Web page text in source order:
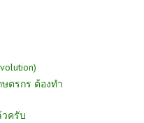
ษตรกร ต้องทำ
ครับ